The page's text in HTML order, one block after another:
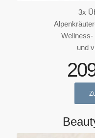
3x
Wellness-
und